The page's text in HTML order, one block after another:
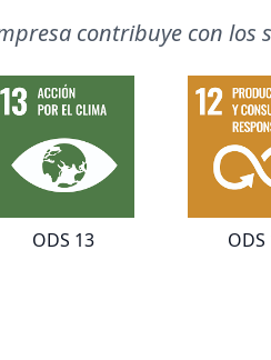
contribuye con los
ODS 13 ODS